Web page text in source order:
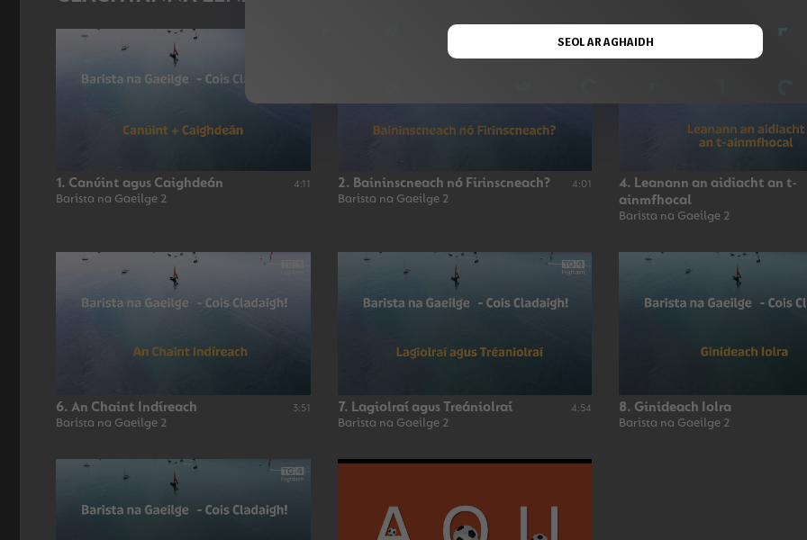
1. Canúint agus Caighdeán
Barista na Gaeilge 2
4:11 2. Baininscneach nó Firinscneach?
Barista na Gaeilge 2
4:01
4. Leanann an aidiacht an t-
ainmfhocal
Barista na Gaeilge 2
6. An Chaint Indíreach
Barista na Gaeilge 2
3:51 7. Lagiolraí agus Treániolraí
Barista na Gaeilge 2
4:54 8. Ginideach Iolra
Barista na Gaeilge 2
SEOL AR AGHAIDH